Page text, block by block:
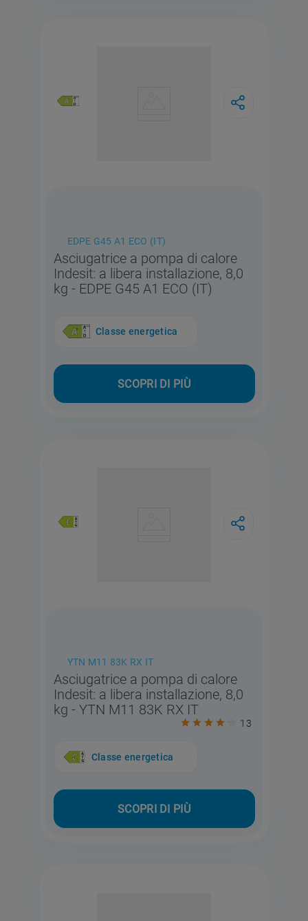
EDPE G45 A1 ECO (IT)
Asciugatrice a pompa di calore
Indesit: a libera installazione, 8,0
kg - EDPE G45 A1 ECO (IT)
Classe energetica
SCOPRI DI PIÙ
YTN M11 83K RX IT
Asciugatrice a pompa di calore
Indesit: a libera installazione, 8,0
kg - YTN M11 83K RX IT
13
Classe energetica
SCOPRI DI PIÙ